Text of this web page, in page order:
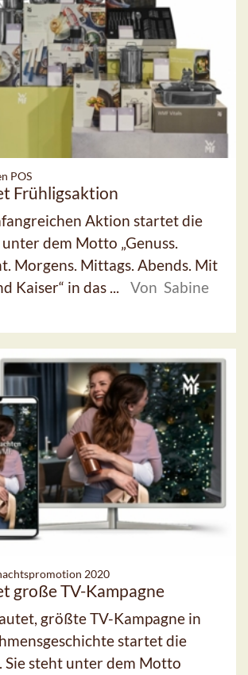
POS
Frühligsaktion
Aktion startet die
dem Motto „Genuss.
Morgens. Mittags. Abends. Mit
Kaiser“ in das ...
Von Sabine
2020
große TV-Kampagne
größte TV-Kampagne in
startet die
Sie steht unter dem Motto